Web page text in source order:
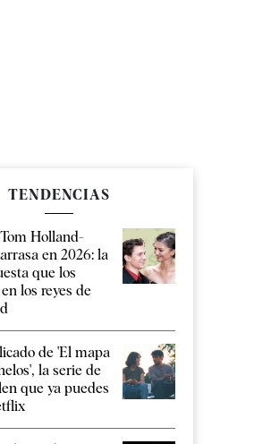
TENDENCIAS
Holland-
en 2026: la
que los
los reyes de
de 'El mapa
la serie de
que ya puedes